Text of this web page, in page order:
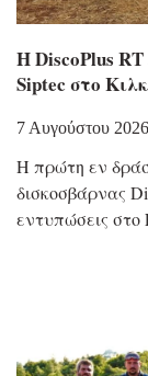
Η DiscoPlus
Siptec στο
7 Αυγούστου 2026
Η πρώτη εν
δισκοσβάρνας
εντυπώσεις στο